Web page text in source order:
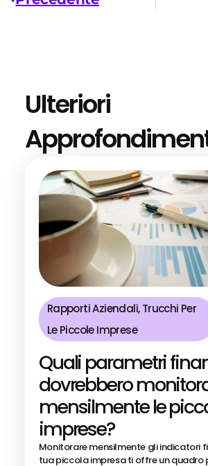
Ulteriori
Rapporti Aziendali,Trucchi Per
Le Piccole Imprese
Quali parametri
dovrebbero
mensilmente le
imprese?
Monitorare mensilmente gli indicatori
tua piccola impresa ti offre un quadro